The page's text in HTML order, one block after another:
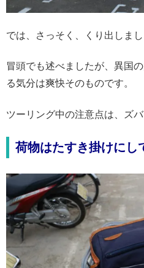
では、さっそく、くり出しまし
冒頭でも述べましたが、異国
る気分は爽快そのものです。
ツーリング中の注意点は、ズバ
荷物はたすき掛けにし